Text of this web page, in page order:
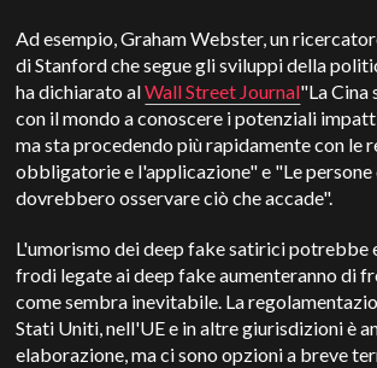
Ad esempio, Graham Webster, un
di Stanford che segue gli sviluppi della
ha dichiarato alWall Street Journal"La Cina
con il mondo a conoscere i potenziali
ma sta procedendo più rapidamente con le
obbligatorie e l'applicazione" e "Le
dovrebbero osservare ciò che accade".
L'umorismo dei deep fake satirici potrebbe
frodi legate ai deep fake aumenteranno di
come sembra inevitabile. La
Stati Uniti, nell'UE e in altre giurisdizioni è
elaborazione, ma ci sono opzioni a breve